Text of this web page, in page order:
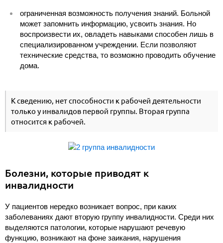
ограниченная возможность получения знаний. Больной
может запомнить информацию, усвоить знания. Но
воспроизвести их, овладеть навыками способен лишь в
специализированном учреждении. Если позволяют
технические средства, то возможно проводить обучение
дома.
К сведению, нет способности к рабочей деятельности
только у инвалидов первой группы. Вторая группа
относится к рабочей.
Болезни, которые приводят к
инвалидности
У пациентов нередко возникает вопрос, при каких
заболеваниях дают вторую группу инвалидности. Среди них
выделяются патологии, которые нарушают речевую
функцию, возникают на фоне заикания, нарушения